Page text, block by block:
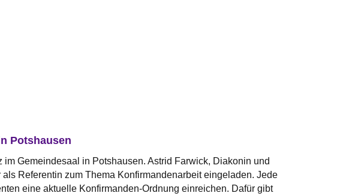
Potshausen
Gemeindesaal in Potshausen. Astrid Farwick, Diakonin und
Referentin zum Thema Konfirmandenarbeit eingeladen. Jede
eine aktuelle Konfirmanden-Ordnung einreichen. Dafür gibt